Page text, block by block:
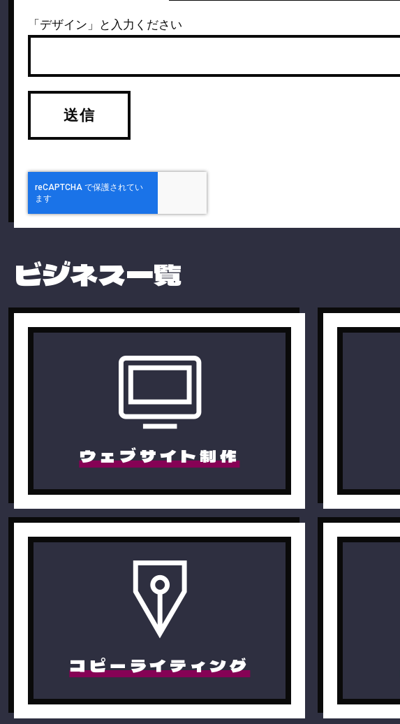
「デザイン」と入力ください
ビジネス一覧
ウェブサイト制作
コピーライティング